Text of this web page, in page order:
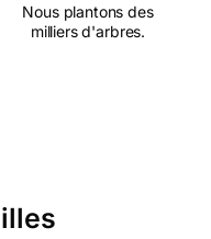
Nous plantons des
milliers d'arbres.